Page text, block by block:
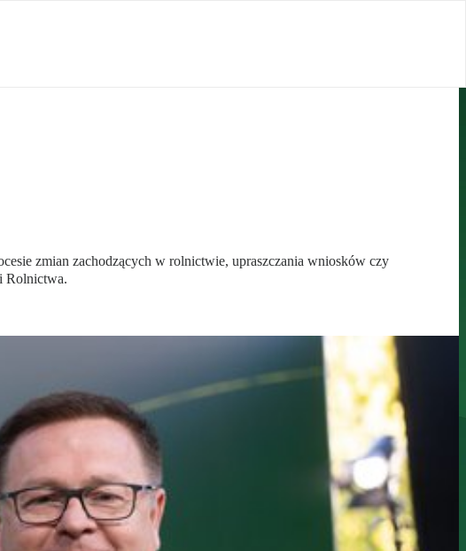
zmian zachodzących w rolnictwie, upraszczania wniosków czy
Rolnictwa.